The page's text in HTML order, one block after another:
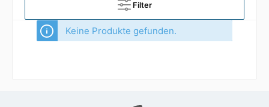
Filter
Keine Produkte gefunden.